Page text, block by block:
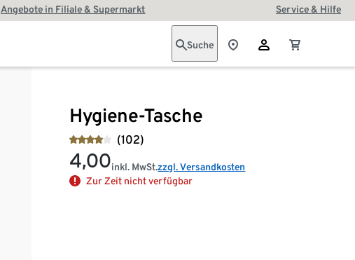
Angebote in Filiale & Supermarkt Service & Hilfe
Suche
Hygiene-Tasche
(102)
4,00inkl. MwSt.zzgl. Versandkosten
Zur Zeit nicht verfügbar